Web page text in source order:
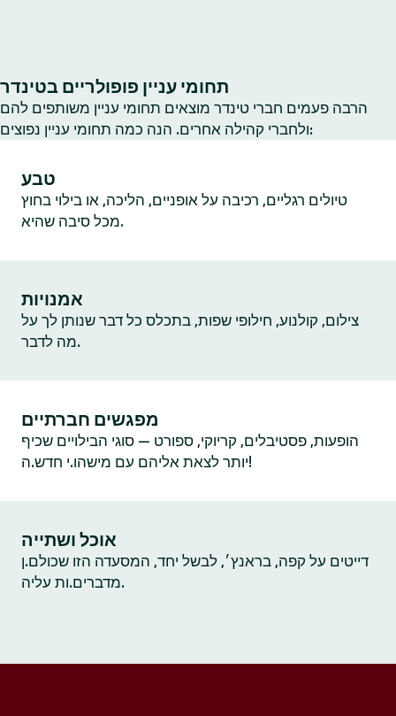
תחומי עניין פופולריים בטינדר
הרבה פעמים חברי טינדר מוצאים תחומי עניין משותפים להם
ולחברי קהילה אחרים. הנה כמה תחומי עניין נפוצים:
טבע
טיולים רגליים, רכיבה על אופניים, הליכה, או בילוי בחוץ
מכל סיבה שהיא.
אמנויות
צילום, קולנוע, חילופי שפות, בתכלס כל דבר שנותן לך על
מה לדבר.
מפגשים חברתיים
הופעות, פסטיבלים, קריוקי, ספורט — סוגי הבילויים שכיף
יותר לצאת אליהם עם מישהו.י חדש.ה!
אוכל ושתייה
דייטים על קפה, בראנץ׳, לבשל יחד, המסעדה הזו שכולם.ן
מדברים.ות עליה.